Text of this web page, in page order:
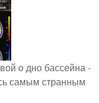
о дно бассейна -
самым странным